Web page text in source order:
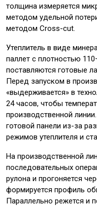
толщина измеряется
методом удельной
методом Cross-cut.
Утеплитель в виде
паллет с плотностью
поставляются готовые
Перед запуском в
«выдерживается» в
24 часов, чтобы
производственной
готовой панели из-за
режимов утеплителя и
На производственной
последовательных
рулона и прогоняется
формируется профиль
Параллельно режется и